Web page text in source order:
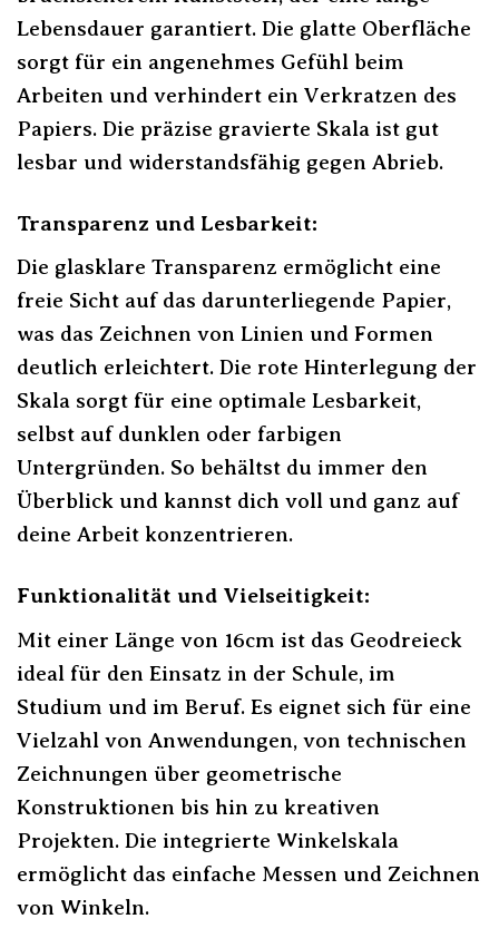
Lebensdauer garantiert. Die glatte Oberfläche
sorgt für ein angenehmes Gefühl beim
Arbeiten und verhindert ein Verkratzen des
Papiers. Die präzise gravierte Skala ist gut
lesbar und widerstandsfähig gegen Abrieb.
Transparenz und Lesbarkeit:
Die glasklare Transparenz ermöglicht eine
freie Sicht auf das darunterliegende Papier,
was das Zeichnen von Linien und Formen
deutlich erleichtert. Die rote Hinterlegung der
Skala sorgt für eine optimale Lesbarkeit,
selbst auf dunklen oder farbigen
Untergründen. So behältst du immer den
Überblick und kannst dich voll und ganz auf
deine Arbeit konzentrieren.
Funktionalität und Vielseitigkeit:
Mit einer Länge von 16cm ist das Geodreieck
ideal für den Einsatz in der Schule, im
Studium und im Beruf. Es eignet sich für eine
Vielzahl von Anwendungen, von technischen
Zeichnungen über geometrische
Konstruktionen bis hin zu kreativen
Projekten. Die integrierte Winkelskala
ermöglicht das einfache Messen und Zeichnen
von Winkeln.